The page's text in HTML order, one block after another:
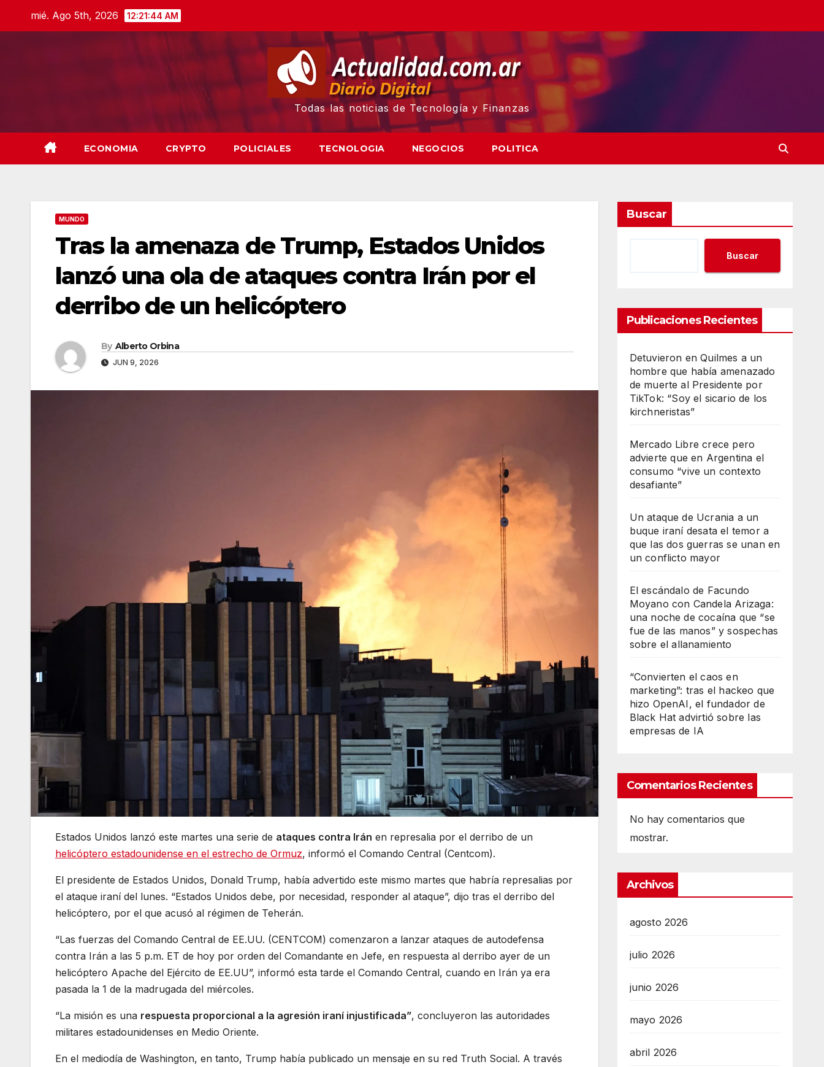
mié. Ago 5th, 2026 12:21:46 AM
Todas las noticias de Tecnología y Finanzas
ECONOMIA CRYPTO POLICIALES TECNOLOGIA NEGOCIOS POLITICA
MUNDO
Tras la amenaza de Trump, Estados Unidos
lanzó una ola de ataques contra Irán por el
derribo de un helicóptero
By Alberto Orbina
JUN 9, 2026
Estados Unidos lanzó este martes una serie de ataques contra Irán en represalia por el derribo de un
helicóptero estadounidense en el estrecho de Ormuz, informó el Comando Central (Centcom).
El presidente de Estados Unidos, Donald Trump, había advertido este mismo martes que habría represalias por
el ataque iraní del lunes. “Estados Unidos debe, por necesidad, responder al ataque”, dijo tras el derribo del
helicóptero, por el que acusó al régimen de Teherán.
“Las fuerzas del Comando Central de EE.UU. (CENTCOM) comenzaron a lanzar ataques de autodefensa
contra Irán a las 5 p.m. ET de hoy por orden del Comandante en Jefe, en respuesta al derribo ayer de un
helicóptero Apache del Ejército de EE.UU”, informó esta tarde el Comando Central, cuando en Irán ya era
pasada la 1 de la madrugada del miércoles.
“La misión es una respuesta proporcional a la agresión iraní injustificada”, concluyeron las autoridades
militares estadounidenses en Medio Oriente.
En el mediodía de Washington, en tanto, Trump había publicado un mensaje en su red Truth Social. A través
Buscar
Buscar
Publicaciones Recientes
Detuvieron en Quilmes a un
hombre que había amenazado
de muerte al Presidente por
TikTok: “Soy el sicario de los
kirchneristas”
Mercado Libre crece pero
advierte que en Argentina el
consumo “vive un contexto
desafiante”
Un ataque de Ucrania a un
buque iraní desata el temor a
que las dos guerras se unan en
un conflicto mayor
El escándalo de Facundo
Moyano con Candela Arizaga:
una noche de cocaína que “se
fue de las manos” y sospechas
sobre el allanamiento
“Convierten el caos en
marketing”: tras el hackeo que
hizo OpenAI, el fundador de
Black Hat advirtió sobre las
empresas de IA
Comentarios Recientes
No hay comentarios que
mostrar.
Archivos
agosto 2026
julio 2026
junio 2026
mayo 2026
abril 2026